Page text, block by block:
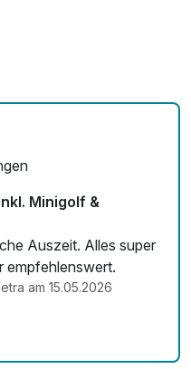
Stück / Aufenthalt
Minigolf &
Alles super
empfehlenswert.
am 15.05.2026